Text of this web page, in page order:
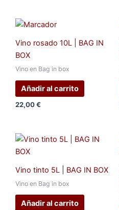
Vino rosado 10L | BAG IN
BOX
Vino en Bag in box
Añadir al carrito
22,00€
Vino tinto 5L | BAG IN BOX
Vino en Bag in box
Añadir al carrito